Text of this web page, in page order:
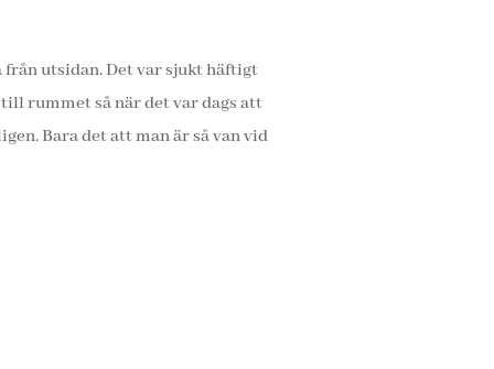
utsidan. Det var sjukt häftigt
rummet så när det var dags att
Bara det att man är så van vid